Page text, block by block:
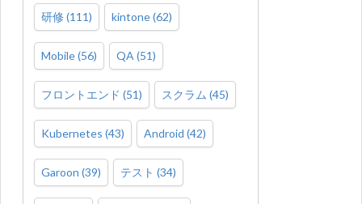
研修 (111) kintone(62)
Mobile(56) QA (51)
フロントエンド (51) スクラム (45)
Kubernetes (43) Android (42)
Garoon (39) テスト (34)